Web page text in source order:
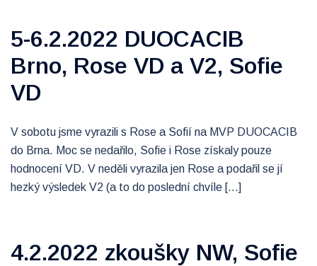
5-6.2.2022 DUOCACIB
Brno, Rose VD a V2, Sofie
VD
V sobotu jsme vyrazili s Rose a Sofií na MVP DUOCACIB
do Brna. Moc se nedařilo, Sofie i Rose získaly pouze
hodnocení VD. V neděli vyrazila jen Rose a podařil se jí
hezký výsledek V2 (a to do poslední chvíle […]
4.2.2022 zkoušky NW, Sofie